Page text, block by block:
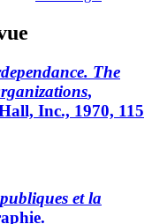
The
,
Inc., 1970, 115
et la